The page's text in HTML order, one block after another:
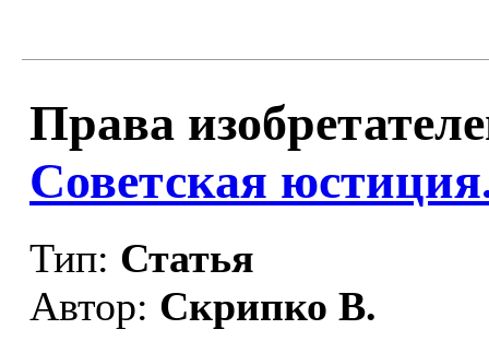
Права
Советская
Тип: Статья
Автор: Скрипко В.